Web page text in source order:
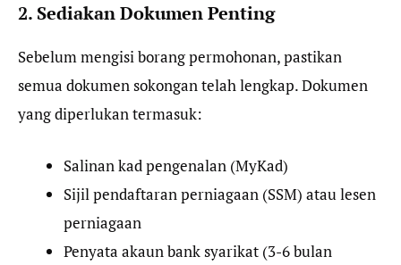
2. Sediakan Dokumen Penting
Sebelum mengisi borang permohonan, pastikan
semua dokumen sokongan telah lengkap. Dokumen
yang diperlukan termasuk:
Salinan kad pengenalan (MyKad)
Sijil pendaftaran perniagaan (SSM) atau lesen
perniagaan
Penyata akaun bank syarikat (3-6 bulan